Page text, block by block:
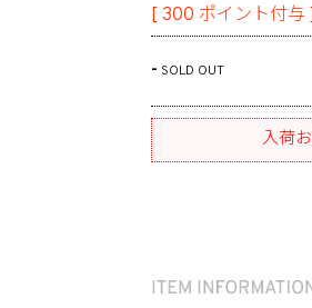
[ 300 ポイント付与 ]
- SOLD OUT
入荷